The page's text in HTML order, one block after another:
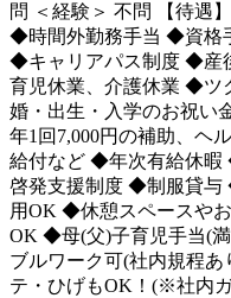
問 ＜経験＞ 不問 【待遇
◆時間外勤務手当 ◆資格
◆キャリアパス制度 ◆産
育児休業、介護休業 ◆ツ
婚・出生・入学のお祝い
年1回7,000円の補助、ヘ
給付など ◆年次有給休
啓発支援制度 ◆制服貸
用OK ◆休憩スペースや
OK ◆母(父)子育児手当(
ブルワーク可(社内規程
テ・ひげもOK！(※社内